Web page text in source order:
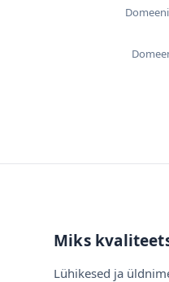
Miks
Lühikesed ja